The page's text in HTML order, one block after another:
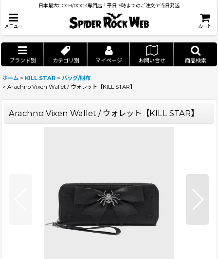
日本最大GOTH/ROCK専門店！平日15時までのご注文で当日発送
メニュー カート
ブランド別 カテゴリ別 マイページ お問い合せ 商品検索
ホーム > KILL STAR > バッグ/財布
> Arachno Vixen Wallet / ウォレット【KILL STAR】
Arachno Vixen Wallet / ウォレット【KILL STAR】